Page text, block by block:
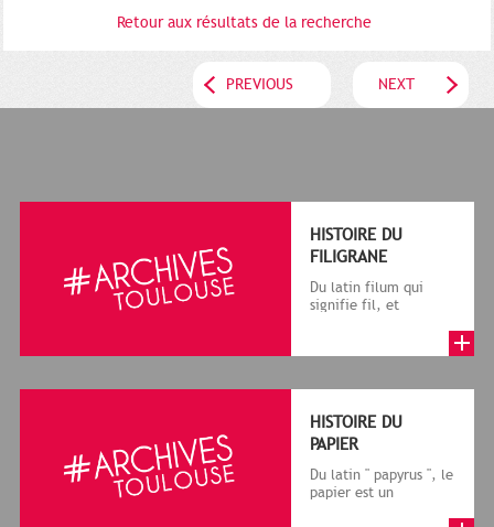
Retour aux résultats de la recherche
PREVIOUS NEXT
HISTOIRE DU
FILIGRANE
Du latin filum qui
signifie fil, et
le cadre de la f...
HISTOIRE DU
PAPIER
Du latin " papyrus ", le
papier est un